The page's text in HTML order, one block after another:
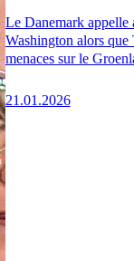
Le Danemark appelle
Washington alors que
menaces sur le
21.01.2026